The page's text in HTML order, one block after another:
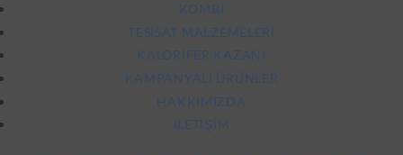
KOMBI
TESISAT MALZEMELERI
KALORIFER KAZANI
KAMPANYALI ÜRÜNLER
HAKKIMIZDA
İLETIŞIM